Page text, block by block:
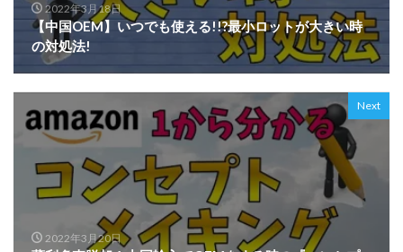
2022年3月18日
【中国OEM】いつでも使える!!?最小ロットが大きい時
の対処法!
Next
2022年3月20日